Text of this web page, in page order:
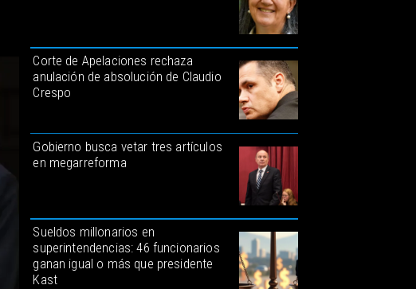
Corte de Apelaciones rechaza
anulación de absolución de Claudio
Crespo
Gobierno busca vetar tres artículos
en megarreforma
Sueldos millonarios en
superintendencias: 46 funcionarios
ganan igual o más que presidente
Kast